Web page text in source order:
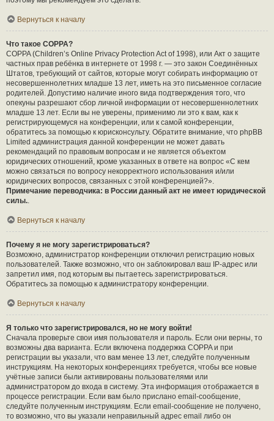
Вернуться к началу
Что такое COPPA?
COPPA (Children’s Online Privacy Protection Act of 1998), или Акт о защите
частных прав ребёнка в интернете от 1998 г. — это закон Соединённых
Штатов, требующий от сайтов, которые могут собирать информацию от
несовершеннолетних младше 13 лет, иметь на это письменное согласие
родителей. Допустимо наличие иного вида подтверждения того, что
опекуны разрешают сбор личной информации от несовершеннолетних
младше 13 лет. Если вы не уверены, применимо ли это к вам, как к
регистрирующемуся на конференции, или к самой конференции,
обратитесь за помощью к юрисконсульту. Обратите внимание, что phpBB
Limited администрация данной конференции не может давать
рекомендаций по правовым вопросам и не является объектом
юридических отношений, кроме указанных в ответе на вопрос «С кем
можно связаться по вопросу некорректного использования и/или
юридических вопросов, связанных с этой конференцией?».
Примечание переводчика: в России данный акт не имеет юридической
силы..
Вернуться к началу
Почему я не могу зарегистрироваться?
Возможно, администратор конференции отключил регистрацию новых
пользователей. Также возможно, что он заблокировал ваш IP-адрес или
запретил имя, под которым вы пытаетесь зарегистрироваться.
Обратитесь за помощью к администратору конференции.
Вернуться к началу
Я только что зарегистрировался, но не могу войти!
Сначала проверьте свои имя пользователя и пароль. Если они верны, то
возможны два варианта. Если включена поддержка COPPA и при
регистрации вы указали, что вам менее 13 лет, следуйте полученным
инструкциям. На некоторых конференциях требуется, чтобы все новые
учётные записи были активированы пользователями или
администратором до входа в систему. Эта информация отображается в
процессе регистрации. Если вам было прислано email-сообщение,
следуйте полученным инструкциям. Если email-сообщение не получено,
то возможно, что вы указали неправильный адрес email либо он